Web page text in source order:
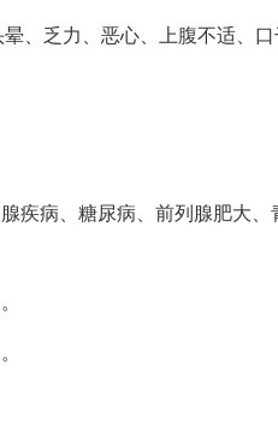
、乏力、恶心、上腹不适、
疾病、糖尿病、前列腺肥大